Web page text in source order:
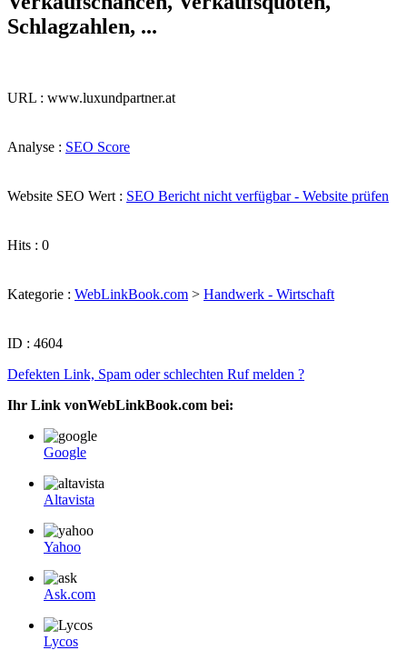
Schlagzahlen, ...
URL : www.luxundpartner.at
Analyse : SEO Score
Website SEO Wert : SEO Bericht nicht verfügbar - Website prüfen
Hits : 0
Kategorie : WebLinkBook.com > Handwerk - Wirtschaft
ID : 4604
Defekten Link, Spam oder schlechten Ruf melden ?
Ihr Link vonWebLinkBook.com bei:
Google
Altavista
Yahoo
Ask.com
Lycos